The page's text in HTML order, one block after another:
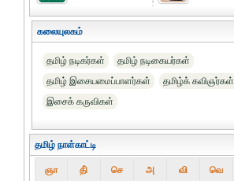
கலையுலகம்
தமிழ் நடிகர்கள்
தமிழ் நடிகையர்கள்
தமிழ் இசையமைப்பாளர்கள்
தமிழ்க் கவிஞர்கள்
இசைக் கருவிகள்
தமிழ் நாள்காட்டி
ஞா தி் செ அ வி வெ